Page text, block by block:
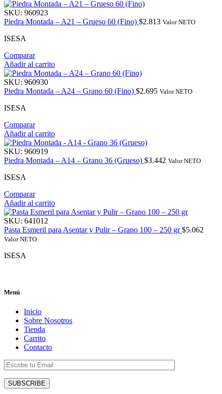
SKU: 960923
Piedra Montada – A21 – Grueso 60 (Fino) $2.813 Valor NETO
ISESA
Comparar
Añadir al carrito
SKU: 960930
Piedra Montada – A24 – Grano 60 (Fino) $2.695 Valor NETO
ISESA
Comparar
Añadir al carrito
SKU: 960919
Piedra Montada – A14 – Grano 36 (Grueso) $3.442 Valor NETO
ISESA
Comparar
Añadir al carrito
SKU: 641012
Pasta Esmeril para Asentar y Pulir – Grano 100 – 250 gr$5.062
Valor NETO
ISESA
Menú
Inicio
Sobre Nosotros
Tienda
Carrito
Contacto